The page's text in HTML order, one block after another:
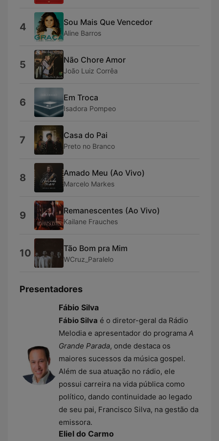
4 Sou Mais Que Vencedor
Aline Barros
5 Não Chore Amor
João Luiz Corrêa
6 Em Troca
Isadora Pompeo
7 Casa do Pai
Preto no Branco
8 Amado Meu (Ao Vivo)
Marcelo Markes
9 Remanescentes (Ao Vivo)
Kailane Frauches
10 Tão Bom pra Mim
WCruz_Paralelo
Presentadores
Fábio Silva
Fábio Silva é o diretor-geral da Rádio
Melodia e apresentador do programa A
Grande Parada, onde destaca os
maiores sucessos da música gospel.
Além de sua atuação no rádio, ele
possui carreira na vida pública como
político, dando continuidade ao legado
de seu pai, Francisco Silva, na gestão da
emissora.
Eliel do Carmo